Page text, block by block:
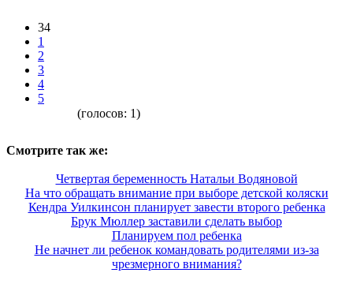
34
1
2
3
4
5
(голосов: 1)
Смотрите так же:
Четвертая беременность Натальи Водяновой
На что обращать внимание при выборе детской коляски
Кендра Уилкинсон планирует завести второго ребенка
Брук Мюллер заставили сделать выбор
Планируем пол ребенка
Не начнет ли ребенок командовать родителями из-за
чрезмерного внимания?